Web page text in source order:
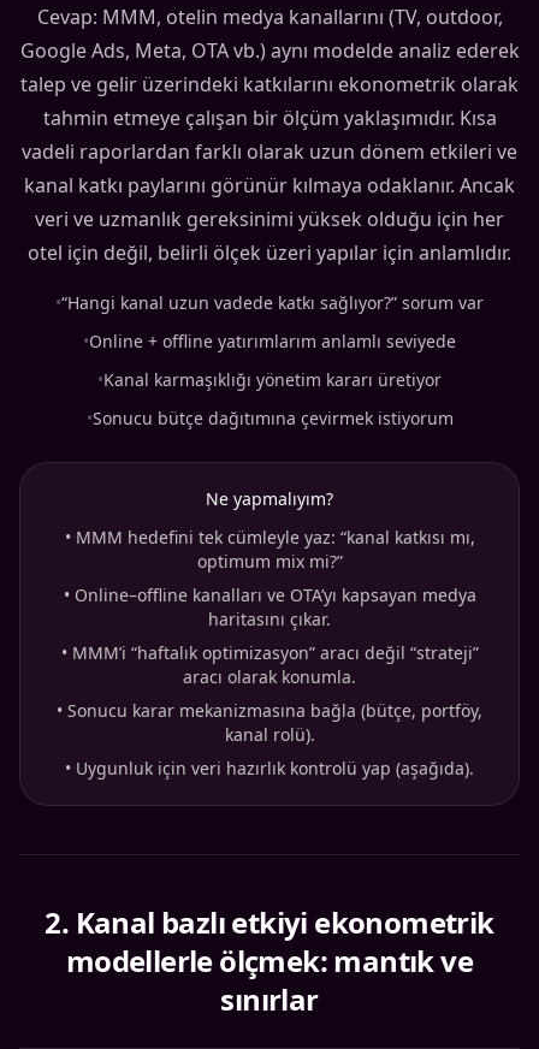
Cevap: MMM, otelin medya kanallarını (TV, outdoor,
Google Ads, Meta, OTA vb.) aynı modelde analiz ederek
talep ve gelir üzerindeki katkılarını ekonometrik olarak
tahmin etmeye çalışan bir ölçüm yaklaşımıdır. Kısa
vadeli raporlardan farklı olarak uzun dönem etkileri ve
kanal katkı paylarını görünür kılmaya odaklanır. Ancak
veri ve uzmanlık gereksinimi yüksek olduğu için her
otel için değil, belirli ölçek üzeri yapılar için anlamlıdır.
•“Hangi kanal uzun vadede katkı sağlıyor?” sorum var
•Online + offline yatırımlarım anlamlı seviyede
•Kanal karmaşıklığı yönetim kararı üretiyor
•Sonucu bütçe dağıtımına çevirmek istiyorum
Ne yapmalıyım?
• MMM hedefini tek cümleyle yaz: “kanal katkısı mı,
optimum mix mi?”
• Online–offline kanalları ve OTA’yı kapsayan medya
haritasını çıkar.
• MMM’i “haftalık optimizasyon” aracı değil “strateji”
aracı olarak konumla.
• Sonucu karar mekanizmasına bağla (bütçe, portföy,
kanal rolü).
• Uygunluk için veri hazırlık kontrolü yap (aşağıda).
2. Kanal bazlı etkiyi ekonometrik
modellerle ölçmek: mantık ve
sınırlar